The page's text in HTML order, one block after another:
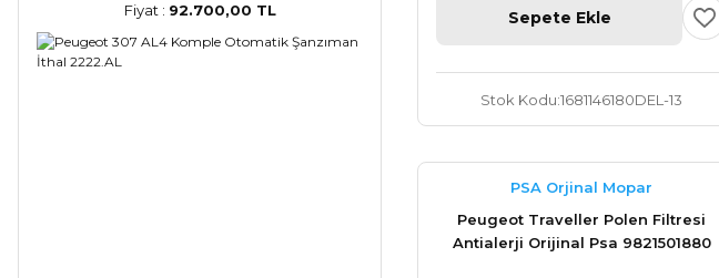
Fiyat : 92.700,00 TL Sepete Ekle
Stok Kodu 1681146180DEL-13
PSA Orjinal Mopar
Peugeot Traveller Polen Filtresi
Antialerji Orijinal Psa 9821501880